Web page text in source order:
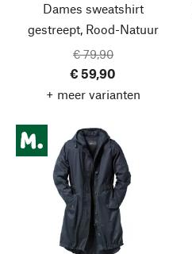
Dames sweatshirt
gestreept, Rood-Natuur
€ 79,90
€ 59,90
+ meer varianten